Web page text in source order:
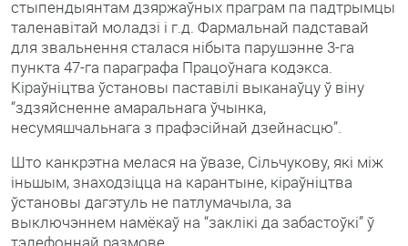
стыпендыянтам дзяржаўных праграм па падтрымцы
таленавітай моладзі і г.д. Фармальнай падставай
для звальнення сталася нібыта парушэнне 3-га
пункта 47-га параграфа Працоўнага кодэкса.
Кіраўніцтва ўстановы паставілі выканаўцу ў віну
“здзяйсненне амаральнага ўчынка,
несумяшчальнага з прафэсійнай дзейнасцю”.
Што канкрэтна мелася на ўвазе, Сільчукову, які між
іньшым, знаходзіцца на карантыне, кіраўніцтва
ўстановы дагэтуль не патлумачыла, за
выключэннем намёкаў на “заклікі да забастоўкі” ў